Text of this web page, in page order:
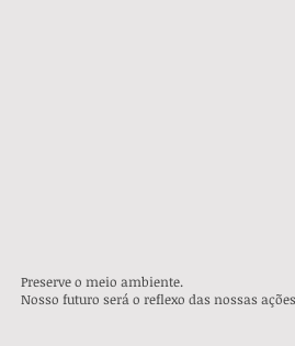
Preserve o meio ambiente.
Nosso futuro será o reflexo das nossas